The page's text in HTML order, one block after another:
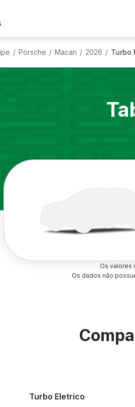
/ Porsche / Macan / 2026 / Turbo
Os valores
Os dados não
Turbo Eletrico